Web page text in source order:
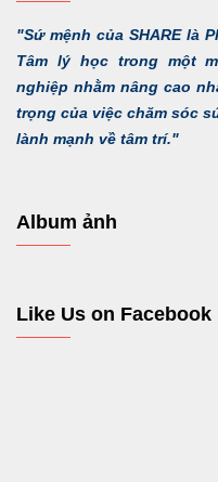
"Sứ mệnh của SHARE là
Tâm lý học trong một
nghiệp nhằm nâng cao
trọng của việc chăm sóc
lành mạnh về tâm trí."
Album ảnh
Like Us on Facebook